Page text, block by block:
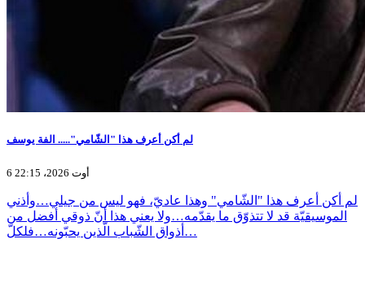
لم أكن أعرف هذا "الشّامي"..... الفة يوسف
6 أوت 2026، 22:15
لم أكن أعرف هذا "الشّامي" وهذا عاديّ، فهو ليس من جيلي…وأذني
الموسيقيّة قد لا تتذوّق ما يقدّمه…ولا يعني هذا أنّ ذوقي أفضل من
أذواق الشّباب الّذين يحبّونه…فلكلّ…